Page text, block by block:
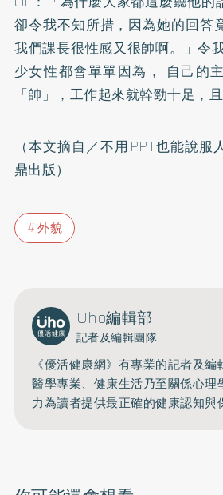
卻令我不知所措，因為她的回答
我們課長很性感又很帥啊。」令
少女性都會單單因為， 自己的
「帥」，工作起來就幹勁十足，
（本文摘自／不用PPT也能說
鼎出版）
外貌
Uho編輯部
記者及編輯團隊
《優活健康網》有專業的記者及
醫學專業、健康生活乃至關係心理
力為讀者提供最正確的健康認知與